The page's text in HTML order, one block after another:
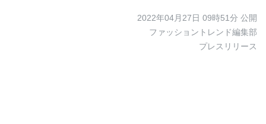
2022年04月27日 09時51分 公開
ファッショントレンド編集部
プレスリリース